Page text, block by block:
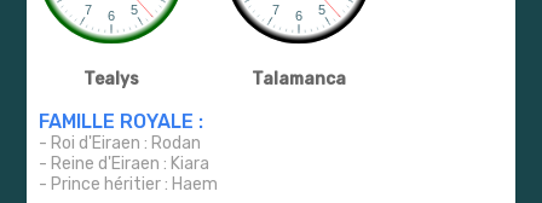
Tealys Talamanca
FAMILLE ROYALE :
- Roi d'Eiraen : Rodan
- Reine d'Eiraen : Kiara
- Prince héritier : Haem